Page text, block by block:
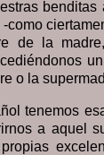
benditas
como
de la
o la
tenemos
a aquel